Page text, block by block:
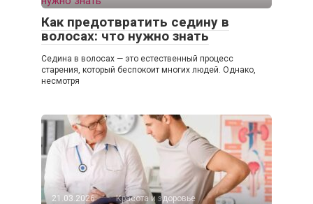
Как предотвратить седину в
волосах: что нужно знать
Седина в волосах — это естественный процесс
старения, который беспокоит многих людей. Однако,
несмотря
21.03.2026 Красота и здоровье